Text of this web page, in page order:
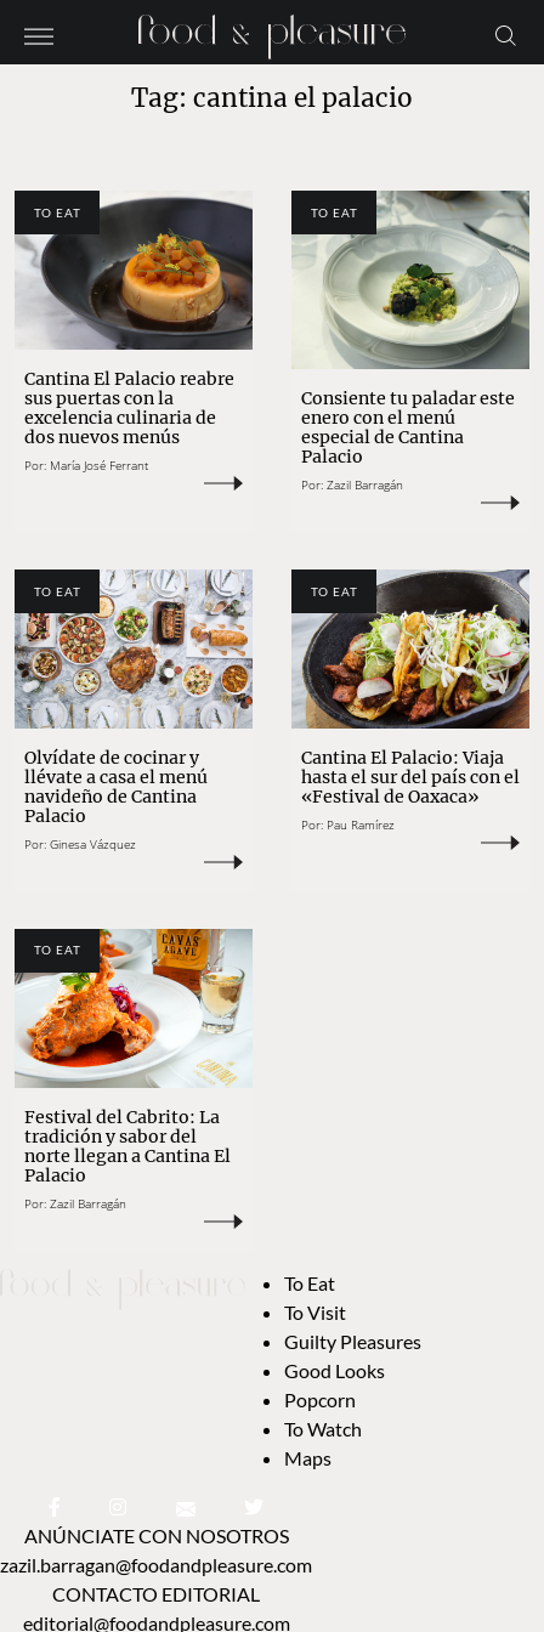
Tag: cantina el palacio
TO EAT
Cantina El Palacio reabre
sus puertas con la
excelencia culinaria de
dos nuevos menús
Por: María José Ferrant
TO EAT
Consiente tu paladar este
enero con el menú
especial de Cantina
Palacio
Por: Zazil Barragán
TO EAT
Olvídate de cocinar y
llévate a casa el menú
navideño de Cantina
Palacio
Por: Ginesa Vázquez
TO EAT
Cantina El Palacio: Viaja
hasta el sur del país con el
«Festival de Oaxaca»
Por: Pau Ramírez
TO EAT
Festival del Cabrito: La
tradición y sabor del
norte llegan a Cantina El
Palacio
Por: Zazil Barragán
To Eat
To Visit
Guilty Pleasures
Good Looks
Popcorn
To Watch
Maps
ANÚNCIATE CON NOSOTROS
zazil.barragan@foodandpleasure.com
CONTACTO EDITORIAL
editorial@foodandpleasure.com